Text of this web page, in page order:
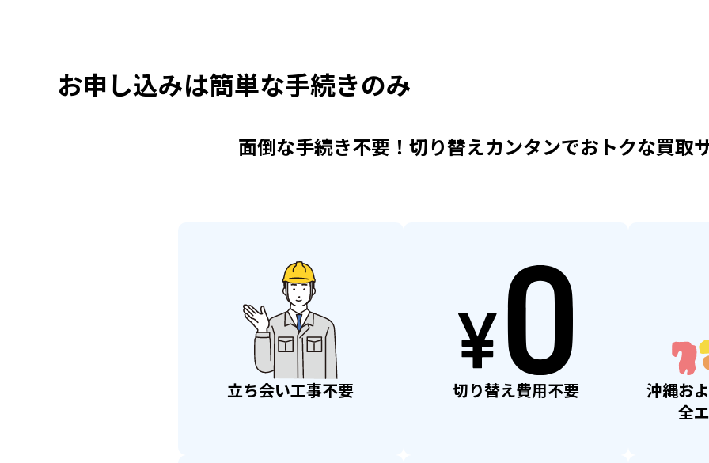
お申し込みは簡単な手続きのみ
面倒な手続き不要！ 切り替えカンタンでおトクな買取
立ち会い工事不要 切り替え費用不要 沖縄お
全